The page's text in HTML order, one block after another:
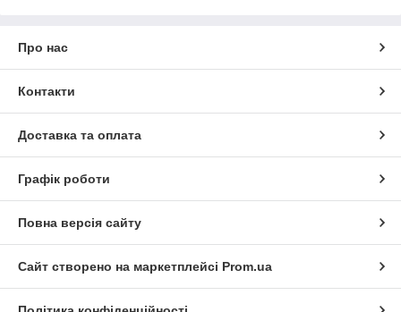
Про нас
Контакти
Доставка та оплата
Графік роботи
Повна версія сайту
Сайт створено на маркетплейсі Prom.ua